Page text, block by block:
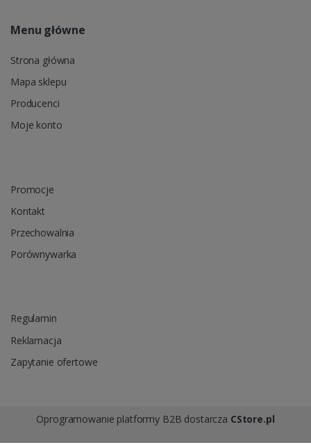
Menu główne
Strona główna
Mapa sklepu
Producenci
Moje konto
Promocje
Kontakt
Przechowalnia
Porównywarka
Regulamin
Reklamacja
Zapytanie ofertowe
Oprogramowanie platformy B2B dostarcza CStore.pl